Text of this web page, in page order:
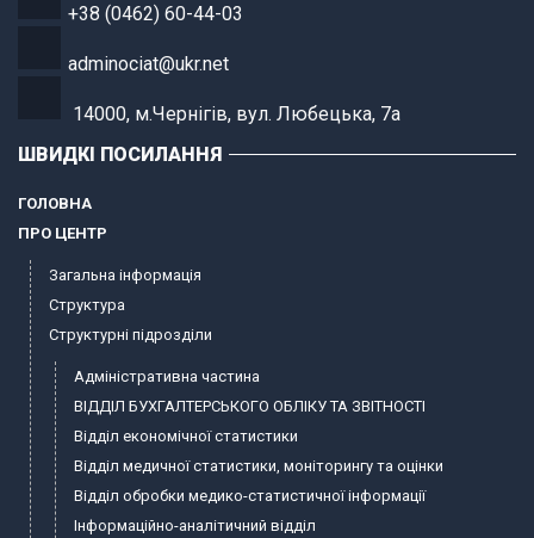
+38 (0462) 60-44-03
adminociat@ukr.net
14000, м.Чернігів, вул. Любецька, 7а
ШВИДКІ ПОСИЛАННЯ
ГОЛОВНА
ПРО ЦЕНТР
Загальна інформація
Структура
Структурні підрозділи
Адміністративна частина
ВІДДІЛ БУХГАЛТЕРСЬКОГО ОБЛІКУ ТА ЗВІТНОСТІ
Відділ економічної статистики
Відділ медичної статистики, моніторингу та оцінки
Відділ обробки медико-статистичної інформації
Інформаційно-аналітичний відділ